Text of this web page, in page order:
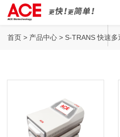
S-TRANS
首页 > 产品中心 > S-TRANS 快速